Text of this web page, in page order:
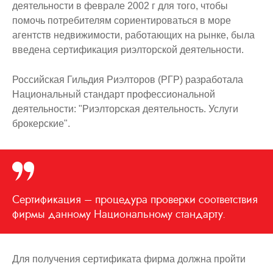
деятельности в феврале 2002 г для того, чтобы
помочь потребителям сориентироваться в море
агентств недвижимости, работающих на рынке, была
введена сертификация риэлторской деятельности.
Российская Гильдия Риэлторов (РГР) разработала
Национальный стандарт профессиональной
деятельности: "Риэлторская деятельность. Услуги
брокерские".
Сертификация – процедура проверки соответствия
фирмы данному Национальному стандарту.
Для получения сертификата фирма должна пройти